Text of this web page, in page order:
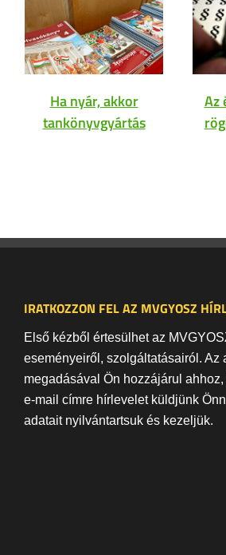
Ha nyár, akkor
tankönyvgyártás
Az
IRATKOZZON FEL AZ MVGYOSZ
Első kézből értesülhet az
eseményeiről, szolgáltatásairól. Az
megadásával Ön hozzájárul
e-mail címre hírlevelet küldjünk
adatait nyilvántartsuk és kezeljük.